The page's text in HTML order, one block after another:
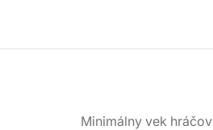
Minimálny vek hráčov